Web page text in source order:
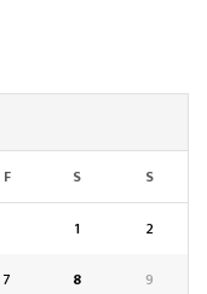
F S S
1
2
7 8
9